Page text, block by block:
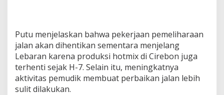
Putu menjelaskan bahwa pekerjaan pemeliharaan
jalan akan dihentikan sementara menjelang
Lebaran karena produksi hotmix di Cirebon juga
terhenti sejak H-7. Selain itu, meningkatnya
aktivitas pemudik membuat perbaikan jalan lebih
sulit dilakukan.